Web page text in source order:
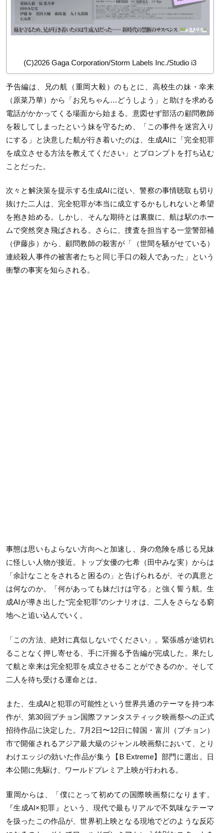
(C)2026 Gaga Corporation/Storm Labels Inc./Studio i3
予告編は、兄の航（重岡大毅）のもとに、高校生の妹・幸来
（原菜乃華）から「お兄ちゃん…どうしよう」と助けを求める
電話がかかってくる場面から始まる。意図せず部活の顧問教師
を殺してしまったという妹を守るため、「この事件を迷宮入り
にする」と決意した航が行き着いたのは、生成AIに「完全犯罪
を成立させる方法を教えてください」とプロンプトを打ち込む
ことだった。
次々と解決策を提示する生成AIに従い、警察の事情聴取も切り
抜けた二人は、完全犯罪が本当に成立するかもしれないと希望
を抱き始める。しかし、そんな期待とは裏腹に、航は駅のホー
ムで突然突き飛ばされる。さらに、捜査を担当する一堂警部補
（伊藤歩）から、顧問教師の殺害が「（世間を騒がせている）
連続殺人事件の被害者たちと同じ手口の殺人であった」という
衝撃の事実を知らされる。
事態は思いもよらない方向へと加速し、身の危険を感じる兄妹
に怪しい人物が接近。トップ女優の七希（田中みな実）からは
「余計なことをされると困るの」と告げられるが、その真意と
は何なのか。「何があっても妹だけは守る」と強く誓う航。生
成AIが導き出した“完全犯罪”のシナリオは、二人をさらなる窮
地へと追い込んでいく。
「この方法、絶対に真似しないでください」。緊張感が途切れ
ることなく押し寄せる、手に汗握る予告編が完成した。果たし
て航と幸来は完全犯罪を成立させることができるのか。そして
二人を待ち受ける運命とは。
また、生成AIと犯罪の可能性という世界共通のテーマを持つ本
作が、第30回プチョン国際ファンタスティック映画祭への正式
招待作品に決定した。7月2日〜12日に韓国・富川（プチョン）
市で開催されるアジア最大級のジャンル映画祭において、とり
わけエッジの効いた作品が集う【B Extreme】部門に選出。日
本公開に先駆け、ワールドプレミア上映が行われる。
重岡からは、「僕にとって初めての国際映画祭になります。
『生成AI×犯罪』という、現代で最もリアルで不気味なテーマ
を扱ったこの作品が、世界初上映となる現地でどのような反応